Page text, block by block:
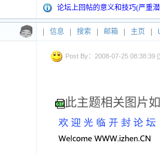
论坛上回帖的意义和技巧(严重
信息 搜索 邮箱 主页
Post By：2008-07-25 08:38:39 [
此主题相关图片